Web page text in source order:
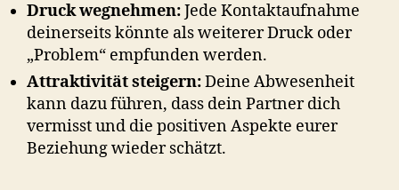
Druck wegnehmen:Jede Kontaktaufnahme
deinerseits könnte als weiterer Druck oder
„Problem“ empfunden werden.
Attraktivität steigern:Deine Abwesenheit
kann dazu führen, dass dein Partner dich
vermisst und die positiven Aspekte eurer
Beziehung wieder schätzt.